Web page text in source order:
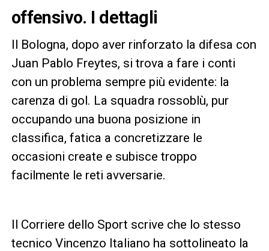
offensivo. I dettagli
Il Bologna, dopo aver rinforzato la difesa con
Juan Pablo Freytes, si trova a fare i conti
con un problema sempre più evidente: la
carenza di gol. La squadra rossoblù, pur
occupando una buona posizione in
classifica, fatica a concretizzare le
occasioni create e subisce troppo
facilmente le reti avversarie.
Il Corriere dello Sport scrive che lo stesso
tecnico Vincenzo Italiano ha sottolineato la